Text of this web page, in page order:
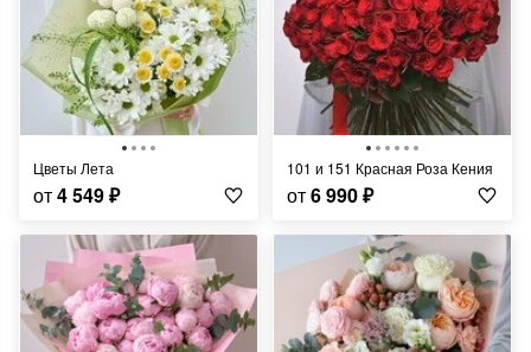
Цветы Лета
от4 549₽
101 и 151 Красная Роза Кения
от6 990₽